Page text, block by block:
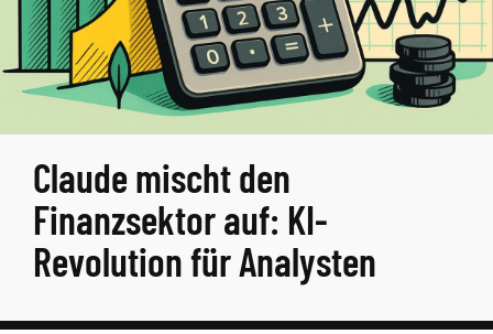
Claude mischt den
Finanzsektor auf: KI-
Revolution für Analysten